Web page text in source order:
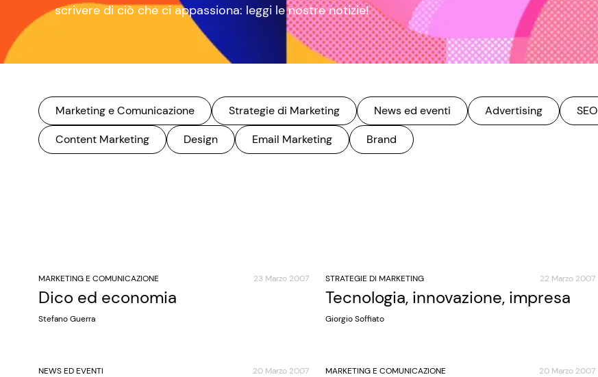
scrivere di ciò che ci appassiona: leggi le nostre notizie!
Marketing e Comunicazione Strategie di Marketing News ed eventi Advertising SEO
Content Marketing
Design Email Marketing Brand
MARKETING E COMUNICAZIONE 23 Marzo 2007
Dico ed economia
Stefano Guerra
STRATEGIE DI MARKETING 22 Marzo 2007
Tecnologia, innovazione, impresa
Giorgio Soffiato
NEWS ED EVENTI 20 Marzo 2007 MARKETING E COMUNICAZIONE 20 Marzo 2007